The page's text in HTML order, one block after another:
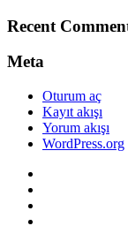
Recent
Meta
Oturum aç
Kayıt akışı
Yorum akışı
WordPress.org